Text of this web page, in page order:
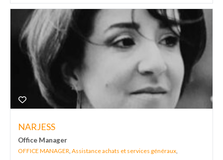
NARJESS
Office Manager
OFFICE MANAGER, Assistance achats et services généraux,